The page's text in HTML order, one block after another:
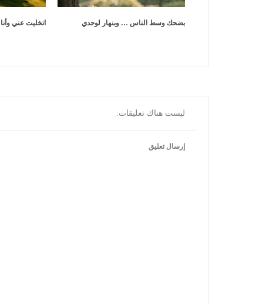
بضحك وسط الناس … وبنهار لوحدي اتخليت عني
ليست هناك تعليقات:
إرسال تعليق